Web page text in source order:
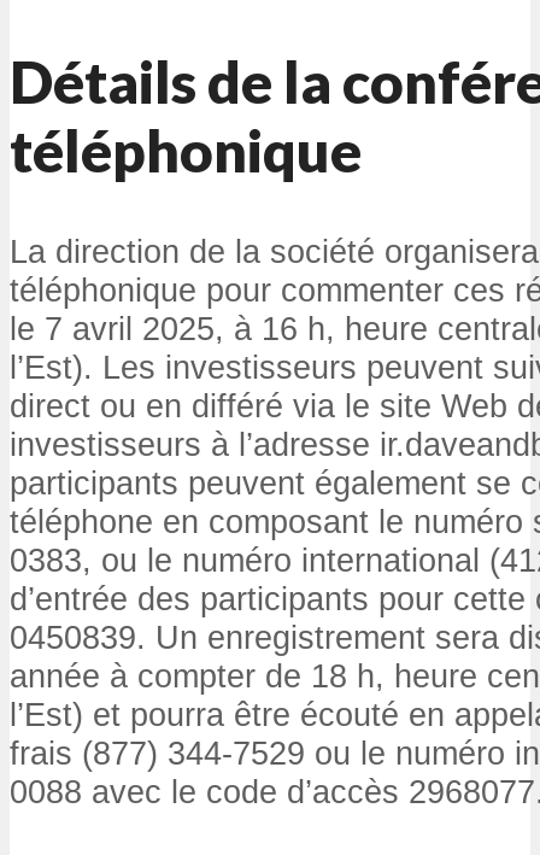
Détails de la
téléphonique
La direction de la société
téléphonique pour commenter ces
le 7 avril 2025, à 16 h, heure
l’Est). Les investisseurs peuvent
direct ou en différé via le site Web
investisseurs à l’adresse
participants peuvent également se
téléphone en composant le numéro
0383, ou le numéro international
d’entrée des participants pour
0450839. Un enregistrement sera
année à compter de 18 h, heure
l’Est) et pourra être écouté en
frais (877) 344-7529 ou le numéro
0088 avec le code d’accès